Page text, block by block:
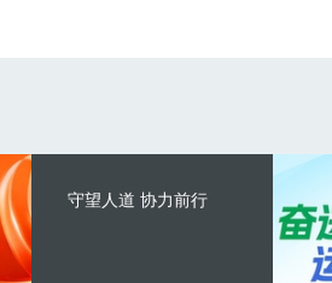
守望人道 协力前行